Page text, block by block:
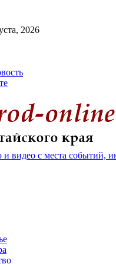
2026
и видео с места событий,